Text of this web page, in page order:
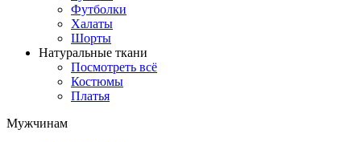
Футболки
Халаты
Шорты
Натуральные ткани
Посмотреть всё
Костюмы
Платья
Мужчинам